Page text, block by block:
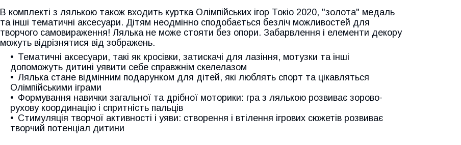
В комплекті з лялькою також входить куртка Олімпійських ігор Токіо 2020, "золота" медаль
та інші тематичні аксесуари. Дітям неодмінно сподобається безліч можливостей для
творчого самовираження! Лялька не може стояти без опори. Забарвлення і елементи декору
можуть відрізнятися від зображень.
Тематичні аксесуари, такі як кросівки, затискачі для лазіння, мотузки та інші
допоможуть дитині уявити себе справжнім скелелазом
Лялька стане відмінним подарунком для дітей, які люблять спорт та цікавляться
Олімпійськими іграми
Формування навички загальної та дрібної моторики: гра з лялькою розвиває зорово-
рухову координацію і спритність пальців
Стимуляція творчої активності і уяви: створення і втілення ігрових сюжетів розвиває
творчий потенціал дитини